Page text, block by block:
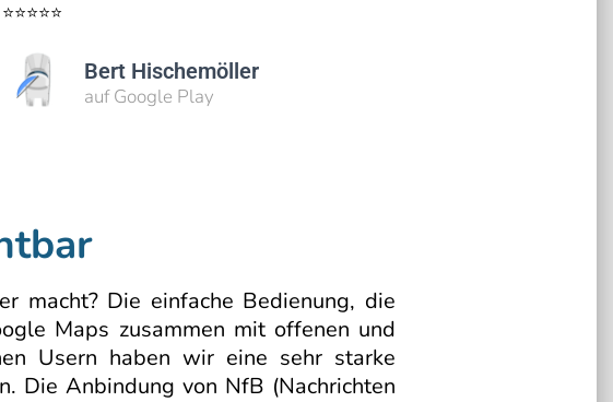
⭐⭐⭐⭐⭐
Bert Hischemöller
auf Google Play
macht? Die einfache Bedienung, die
Maps zusammen mit offenen und
Usern haben wir eine sehr starke
Die Anbindung von NfB (Nachrichten